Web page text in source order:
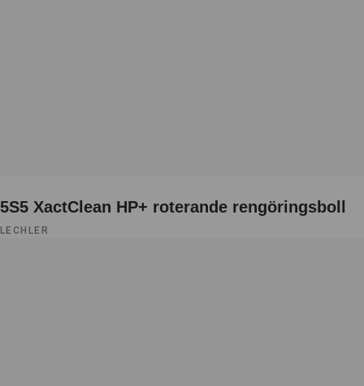
5S5 XactClean HP+ roterande rengöringsboll
LECHLER